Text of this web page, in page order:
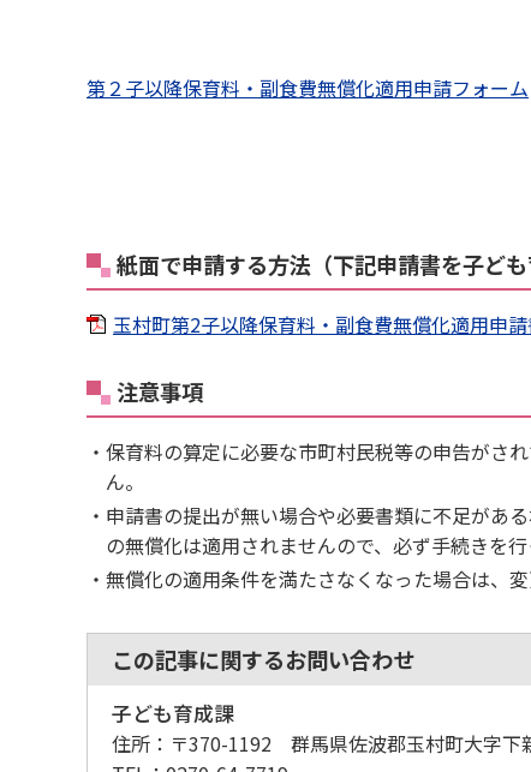
第２子以降保育料・副食費無償化適用申請フォーム
紙面で申請する方法（下記申請書を子ども
玉村町第2子以降保育料・副食費無償化適用申
注意事項
保育料の算定に必要な市町村民税等の申告がさ
ん。
申請書の提出が無い場合や必要書類に不足があ
の無償化は適用されませんので、必ず手続きを行
無償化の適用条件を満たさなくなった場合は、
この記事に関するお問い合わせ
子ども育成課
住所： 〒370-1192 群馬県佐波郡玉村町大字下